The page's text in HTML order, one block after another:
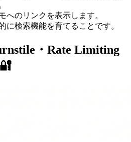
へのリンクを表示します。
に検索機能を育てることです。
・Rate Limiting